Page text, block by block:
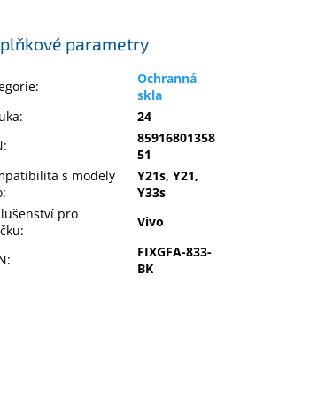
parametry
:
Ochranná
skla
:
24
:
85916801358
51
s modely
:
Y21s, Y21,
Y33s
pro
:
Vivo
:
FIXGFA-833-
BK